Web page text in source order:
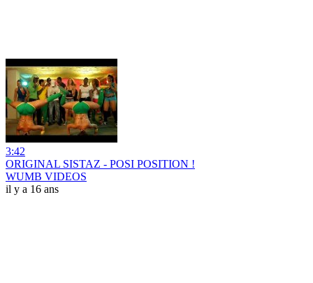
3:42
ORIGINAL SISTAZ - POSI POSITION !
WUMB VIDEOS
il y a 16 ans